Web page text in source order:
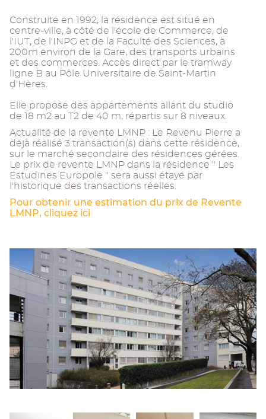
Construite en 1992, la résidence est situé en
centre-ville, à côté de l'école de Commerce, de
l'IUT, de l'INPG et de la Faculté des Sciences, à
200m environ de la Gare, des transports urbains
et des commerces. Accès direct par le tramway
ligne B au Pôle Universitaire de Saint-Martin
d'Hères.
Elle propose des appartements allant du studio
de 18 m2 au T2 de 40 m, répartis sur 8 niveaux.
Actualité de la revente LMNP : Le Revenu Pierre a
déjà réalisé 3 transaction(s) dans cette résidence,
sur le marché secondaire des résidences gérées.
Le prix de revente LMNP dans la résidence " Les
Estudines Europole " sera aussi étayé par
l'historique des transactions réelles.
Pour obtenir une estimation du prix de Revente
LMNP, cliquez ici